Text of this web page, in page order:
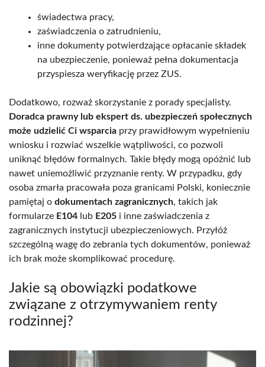
świadectwa pracy,
zaświadczenia o zatrudnieniu,
inne dokumenty potwierdzające opłacanie składek
na ubezpieczenie, ponieważ pełna dokumentacja
przyspiesza weryfikację przez ZUS.
Dodatkowo, rozważ skorzystanie z porady specjalisty.
Doradca prawny lub ekspert ds. ubezpieczeń społecznych
może udzielić Ci wsparcia przy prawidłowym wypełnieniu
wniosku i rozwiać wszelkie wątpliwości, co pozwoli
uniknąć błędów formalnych. Takie błędy mogą opóźnić lub
nawet uniemożliwić przyznanie renty. W przypadku, gdy
osoba zmarła pracowała poza granicami Polski, koniecznie
pamiętaj o dokumentach zagranicznych, takich jak
formularze E104 lub E205 i inne zaświadczenia z
zagranicznych instytucji ubezpieczeniowych. Przyłóż
szczególną wagę do zebrania tych dokumentów, ponieważ
ich brak może skomplikować procedurę.
Jakie są obowiązki podatkowe
związane z otrzymywaniem renty
rodzinnej?